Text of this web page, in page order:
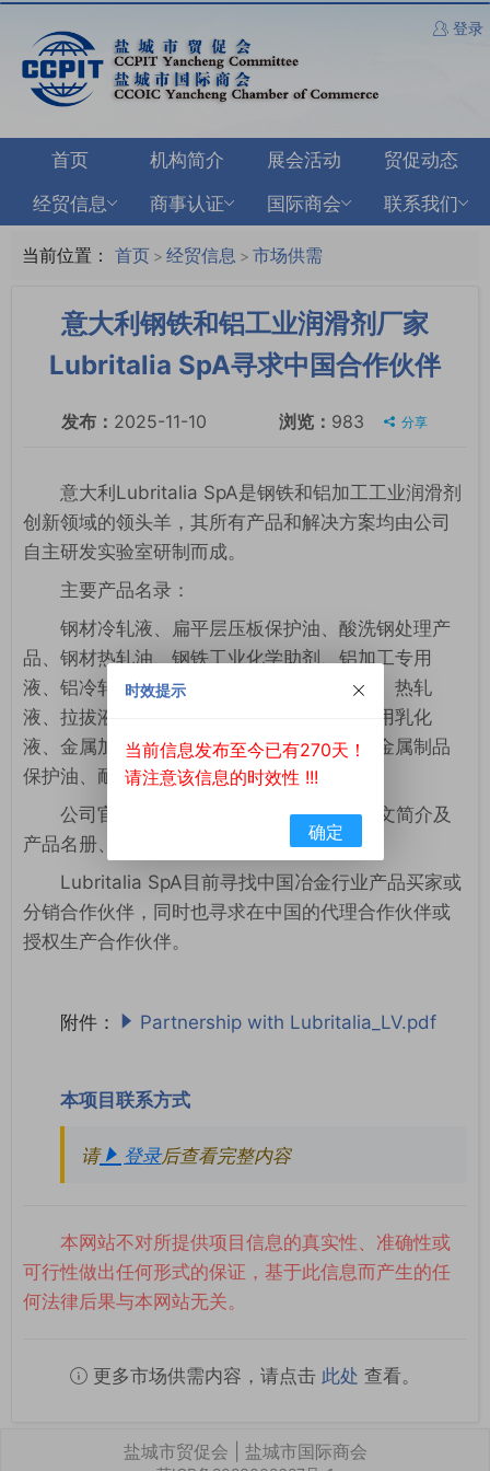
登录
首页 机构简介 展会活动
贸促动态
经贸信息
商事认证 国际商会 联系我们
当前位置： 首页 > 经贸信息 > 市场供需
意大利钢铁和铝工业润滑剂厂家
Lubritalia SpA寻求中国合作伙伴
发布： 2025-11-10 浏览： 983 分享
意大利Lubritalia SpA是钢铁和铝加工工业润滑剂
创新领域的领头羊，其所有产品和解决方案均由公司
自主研发实验室研制而成。
主要产品名录：
钢材冷轧液、扁平层压板保护油、酸洗钢处理产
品、钢材热轧油、钢铁工业化学助剂、铝加工专用
液、铝冷轧添加剂、铝热轧液、铸件脱模剂、热轧
液、拉拔液、精加工液、冷轧液、机械加工用乳化
液、金属加工用纯油、可生物降解液压油、金属制品
保护油、耐火液压油。
公司官网www.lubritalia.com，公司英文简介及
产品名册、图片见附件。
Lubritalia SpA目前寻找中国冶金行业产品买家或
分销合作伙伴，同时也寻求在中国的代理合作伙伴或
授权生产合作伙伴。
附件： Partnership with Lubritalia_LV.pdf
本项目联系方式
请 登录后查看完整内容
本网站不对所提供项目信息的真实性、准确性或
可行性做出任何形式的保证，基于此信息而产生的任
何法律后果与本网站无关。
更多市场供需内容，请点击 此处 查看。
盐城市贸促会 | 盐城市国际商会
时效提示
当前信息发布至今已有270天！
请注意该信息的时效性 !!!
确定